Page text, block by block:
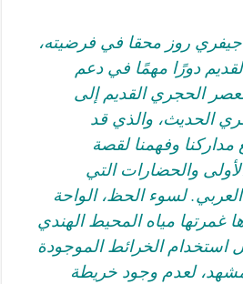
جيفري روز محقا في فرضيته،
دورًا مهمًا في دعم
الحجري القديم إلى
الحديث، والذي قد
وفهمنا لقصة
والحضارات التي
لسوء الحظ، الواحة
غمرتها مياه المحيط الهندي
استخدام الخرائط الموجودة
لعدم وجود خريطة